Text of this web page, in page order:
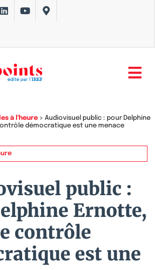
à l'heure > Audiovisuel public : pour Delphine
démocratique est une menace
public :
Ernotte,
contrôle
est une